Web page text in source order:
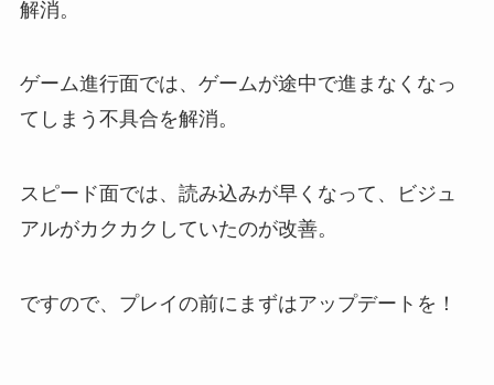
解消。
ゲーム進行面では、ゲームが途中で進まなくなっ
てしまう不具合を解消。
スピード面では、読み込みが早くなって、ビジュ
アルがカクカクしていたのが改善。
ですので、プレイの前にまずはアップデートを！